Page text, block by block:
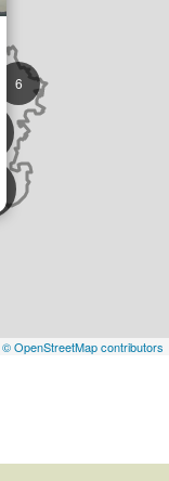
6
© OpenStreetMap contributors